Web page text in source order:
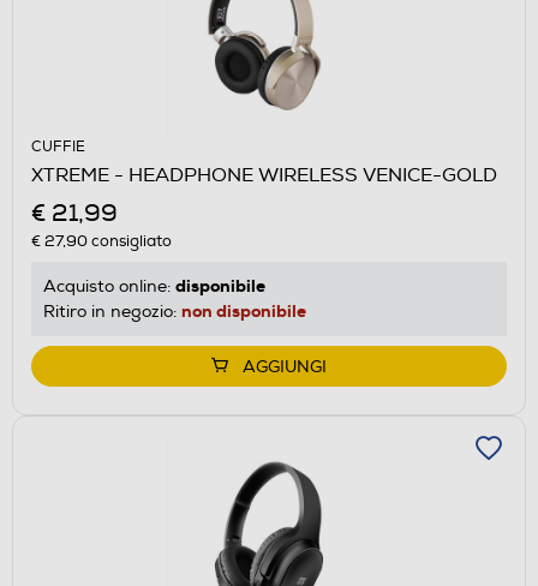
CUFFIE
XTREME - HEADPHONE WIRELESS VENICE-GOLD
€ 21,99
€ 27,90consigliato
Acquisto online: disponibile
Ritiro in negozio: non disponibile
AGGIUNGI